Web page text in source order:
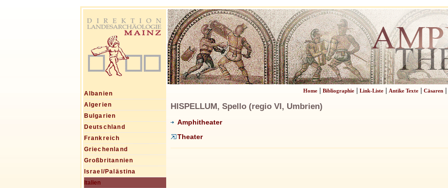
Albanien
Algerien
Bulgarien
Deutschland
Frankreich
Griechenland
Großbritannien
Israel/Palästina
Italien
Home| Bibliographie| Link-Liste| Antike Texte| Cäsaren|
HISPELLUM, Spello (regio VI, Umbrien)
Amphitheater
Theater